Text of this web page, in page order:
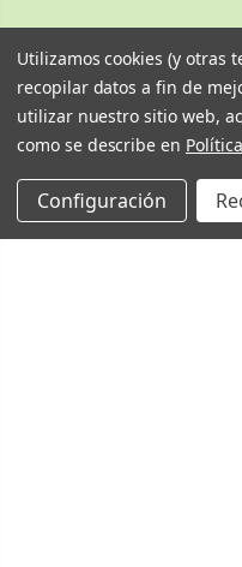
Utilizamos cookies (y otras
recopilar datos a fin de
utilizar nuestro sitio web,
como se describe en
Configuración